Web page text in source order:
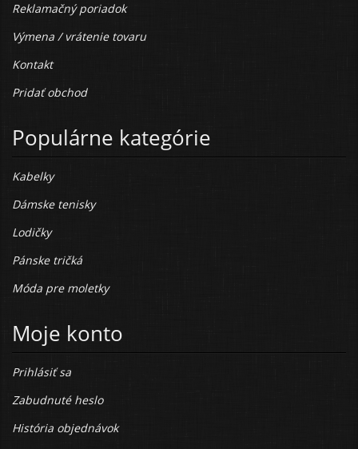
Reklamačný poriadok
Výmena / vrátenie tovaru
Kontakt
Pridať obchod
Populárne kategórie
Kabelky
Dámske tenisky
Lodičky
Pánske tričká
Móda pre moletky
Moje konto
Prihlásiť sa
Zabudnuté heslo
História objednávok